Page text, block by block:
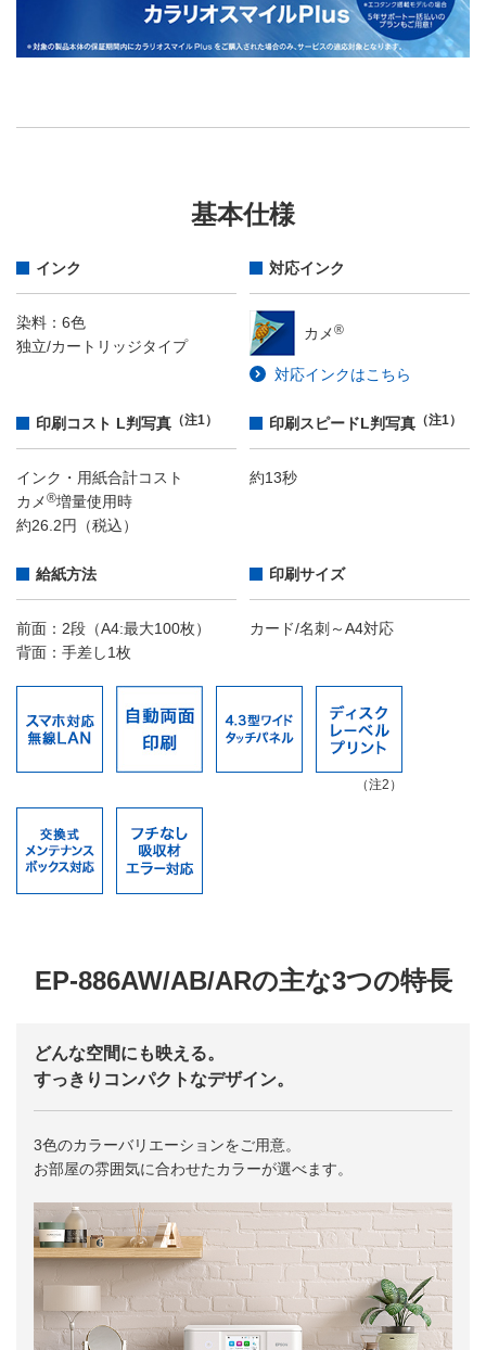
基本仕様
インク
染料：6色
独立/カートリッジタイプ
対応インク
カメ®
対応インクはこちら
印刷コスト L判写真 （注1）
インク・用紙合計コスト
カメ®増量使用時
約26.2円（税込）
印刷スピードL判写真 （注1）
約13秒
給紙方法
前面：2段（A4:最大100枚）
背面：手差し1枚
印刷サイズ
カード/名刺～A4対応
（注2）
EP-886AW/AB/ARの主な3つの特長
どんな空間にも映える。
すっきりコンパクトなデザイン。
3色のカラーバリエーションをご用意。
お部屋の雰囲気に合わせたカラーが選べます。